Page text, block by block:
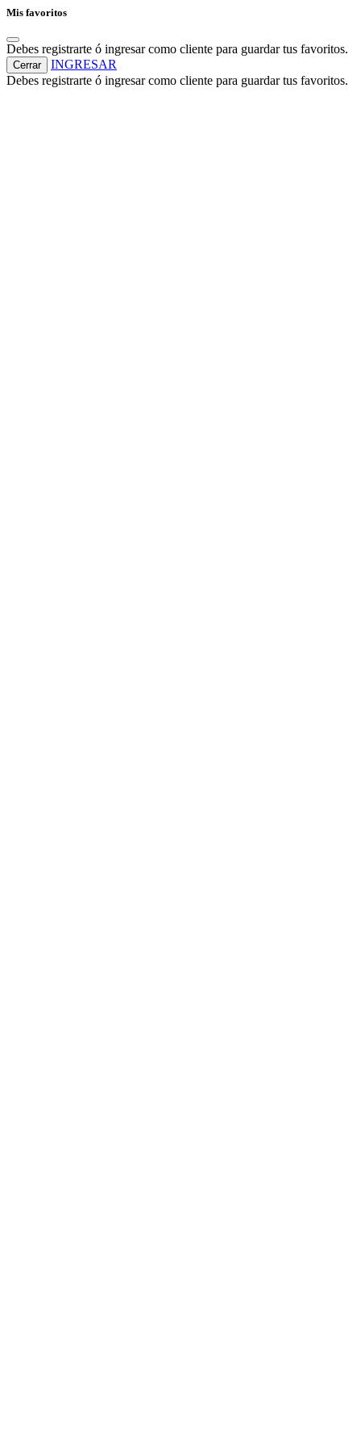
Mis favoritos
Debes registrarte ó ingresar como cliente para guardar tus favoritos.
Cerrar
INGRESAR
Debes registrarte ó ingresar como cliente para guardar tus favoritos.